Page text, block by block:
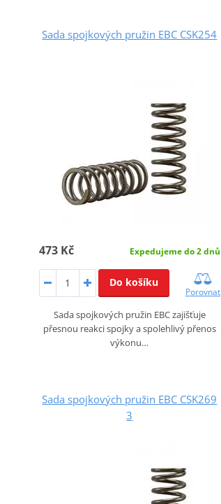
Sada spojkových pružin EBC CSK254
473 Kč Expedujeme do 2 dnů
Do košíku
Porovnat
Sada spojkových pružin EBC zajišťuje
přesnou reakci spojky a spolehlivý přenos
výkonu…
Sada spojkových pružin EBC CSK269
3